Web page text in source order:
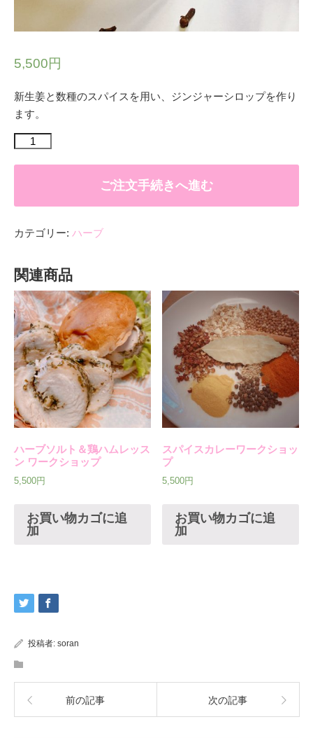
5,500円
新生姜と数種のスパイスを用い、ジンジャーシロップを作り
ます。
ジ
ン
ャ
レ
ワ
ー
ク
シ
ョ
ッ
プ
個
ご注文手続きへ進む
カテゴリー: ハーブ
関連商品
ハーブソルト＆鶏ハムレッス
ン ワークショップ
5,500円
お買い物カゴに追
加
スパイスカレーワークショッ
プ
5,500円
お買い物カゴに追
加
投稿者: soran
前の記事 次の記事